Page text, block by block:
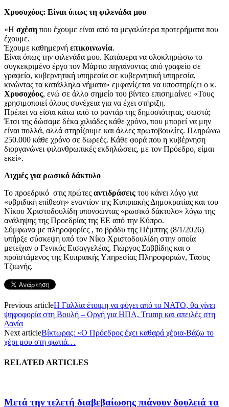
Χρυσοχόος: Είναι όπως τη φιλενάδα μου
«Η σχέση που έχουμε είναι από τα μεγαλύτερα προτερήματα που
έχουμε.
Έχουμε καθημερνή επικοινωνία.
Είναι όπως την φιλενάδα μου. Κατάφερα να ολοκληρώσω το
συγκεκριμένο έργο τον Μάρτιο πηγαίνοντας από γραφείο σε
γραφείο, κυβερνητική υπηρεσία σε κυβερνητική υπηρεσία,
κινώντας τα κατάλληλα νήματα» εμφανίζεται να υποστηρίζει ο κ.
Χρυσοχόος, ενώ σε άλλο σημείο του βίντεο επισημαίνει: «Τους
χρησιμοποιεί όλους συνέχεια για να έχει στήριξη.
Πρέπει να είσαι κάτω από το ραντάρ της δημοσιότητας, σωστά;
Έτσι της δώσαμε δέκα χιλιάδες κάθε χρόνο, που μπορεί να μην
είναι πολλά, αλλά στηρίζουμε και άλλες πρωτοβουλίες. Πληρώνω
250.000 κάθε χρόνο σε δωρεές. Κάθε φορά που η κυβέρνηση
διοργανώνει φιλανθρωπικές εκδηλώσεις, με τον Πρόεδρο, είμαι
εκεί».
Αιχμές για ρωσικό δάκτυλο
Το προεδρικό στις πρώτες αντιδράσεις του κάνει λόγο για
«υβριδική επίθεση» εναντίον της Κυπριακής Δημοκρατίας και του
Νίκου Χριστοδουλίδη υπονοώντας «ρωσικό δάκτυλο» λόγω της
ανάληψης της Προεδρίας της ΕΕ από την Κύπρο.
Σύμφωνα με πληροφορίες , το βράδυ της Πέμπτης (8/1/2026)
υπήρξε σύσκεψη υπό τον Νίκο Χριστοδουλίδη στην οποία
μετείχαν ο Γενικός Εισαγγελέας, Γιώργος Σαββίδης και ο
προϊστάμενος της Κυπριακής Υπηρεσίας Πληροφοριών, Τάσος
Τζιωνής.
Previous articleΗ Γαλλία έτοιμη να φύγει από το ΝΑΤΟ, θα γίνει
ψηφοφορία στη Βουλή – Οργή για ΗΠΑ, Trump και απειλές στη
Δανία
Next articleΒίκτωρας: «Ο Πρόεδρος έχει καθαρά χέρια-Βάζω το
χέρι μου στη φωτιά…
RELATED ARTICLES
Μετά την τελετή διαβεβαίωσης πιάνουν δουλειά τα